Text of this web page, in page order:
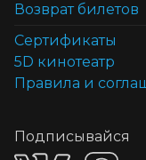
Возврат билетов
Cертификаты
5D кинотеатр
Правила и
Подписывайся